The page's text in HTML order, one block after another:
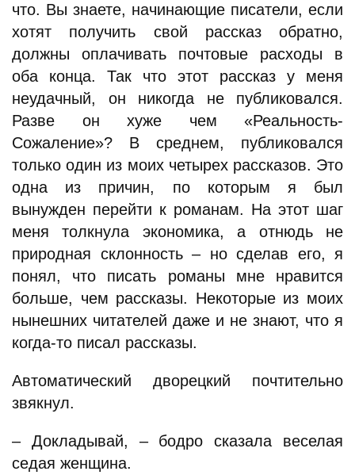
что. Вы знаете, начинающие писатели, если
хотят получить свой рассказ обратно,
должны оплачивать почтовые расходы в
оба конца. Так что этот рассказ у меня
неудачный, он никогда не публиковался.
Разве он хуже чем «Реальность-
Сожаление»? В среднем, публиковался
только один из моих четырех рассказов. Это
одна из причин, по которым я был
вынужден перейти к романам. На этот шаг
меня толкнула экономика, а отнюдь не
природная склонность – но сделав его, я
понял, что писать романы мне нравится
больше, чем рассказы. Некоторые из моих
нынешних читателей даже и не знают, что я
когда-то писал рассказы.
Автоматический дворецкий почтительно
звякнул.
– Докладывай, – бодро сказала веселая
седая женщина.